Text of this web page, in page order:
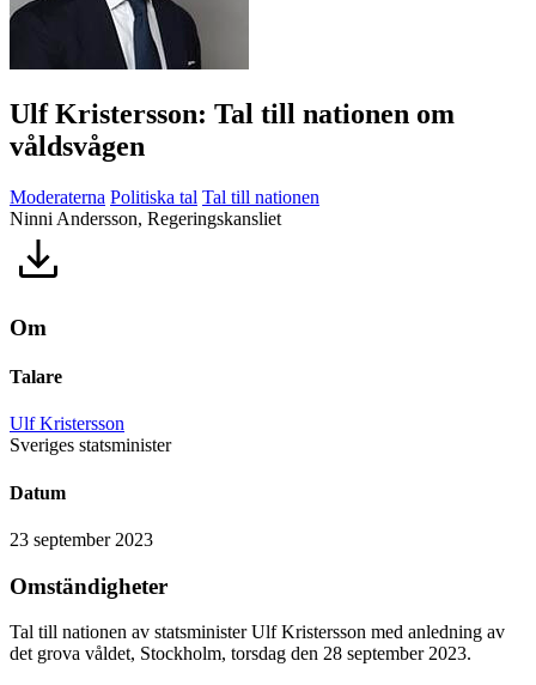
Ulf Kristersson: Tal till nationen om
våldsvågen
Moderaterna Politiska tal Tal till nationen
Ninni Andersson, Regeringskansliet
Om
Talare
Ulf Kristersson
Sveriges statsminister
Datum
23 september 2023
Omständigheter
Tal till nationen av statsminister Ulf Kristersson med anledning av
det grova våldet, Stockholm, torsdag den 28 september 2023.